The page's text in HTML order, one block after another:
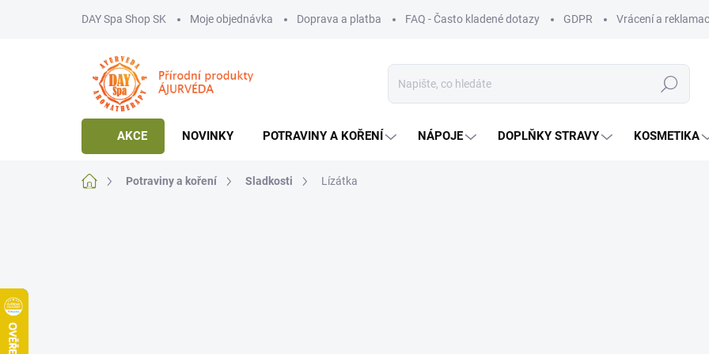
DAY Spa Shop SK Moje objednávka Doprava a platba FAQ - Často kladené dotazy GDPR Vrácení a
Hledat
AKCE NOVINKY POTRAVINY A KOŘENÍ NÁPOJE DOPLŇKY STRAVY KOSMETIKA
Domů Potraviny a koření Sladkosti Lízátka